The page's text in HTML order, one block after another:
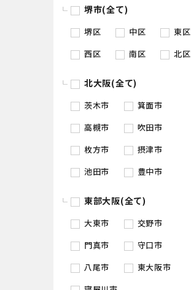
堺市(全て)
堺区 中区
東区
西区
南区 北区
北大阪(全て)
茨木市
箕面市
高槻市
吹田市
枚方市
摂津市
池田市
豊中市
東部大阪(全て)
大東市
交野市
門真市
守口市
八尾市
東大阪市